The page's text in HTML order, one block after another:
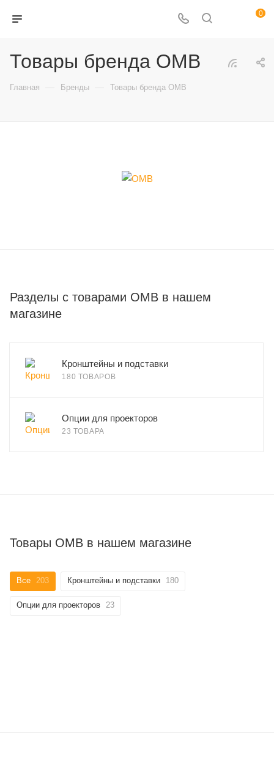
0
Товары бренда OMB
Главная — Бренды — Товары бренда OMB
Разделы с товарами OMB в нашем
магазине
Кронштейны и подставки
180 ТОВАРОВ
Опции для проекторов
23 ТОВАРА
Товары OMB в нашем магазине
Все 203 Кронштейны и подставки 180
Опции для проекторов 23